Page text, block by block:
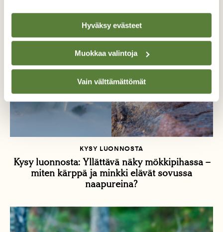
Hyväksy evästeet
Muokkaa valintoja
Vain välttämättömät
KYSY LUONNOSTA
Kysy luonnosta: Yllättävä näky mökkipihassa –
miten kärppä ja minkki elävät sovussa
naapureina?